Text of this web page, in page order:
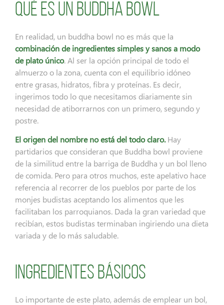
Qué es un Buddha bowl
En realidad, un buddha bowl no es más que la
combinación de ingredientes simples y sanos a modo
de plato único. Al ser la opción principal de todo el
almuerzo o la zona, cuenta con el equilibrio idóneo
entre grasas, hidratos, fibra y proteínas. Es decir,
ingerimos todo lo que necesitamos diariamente sin
necesidad de atiborrarnos con un primero, segundo y
postre.
El origen del nombre no está del todo claro.Hay
partidarios que consideran que Buddha bowl proviene
de la similitud entre la barriga de Buddha y un bol lleno
de comida. Pero para otros muchos, este apelativo hace
referencia al recorrer de los pueblos por parte de los
monjes budistas aceptando los alimentos que les
facilitaban los parroquianos. Dada la gran variedad que
recibían, estos budistas terminaban ingiriendo una dieta
variada y de lo más saludable.
Ingredientes básicos
Lo importante de este plato, además de emplear un bol,